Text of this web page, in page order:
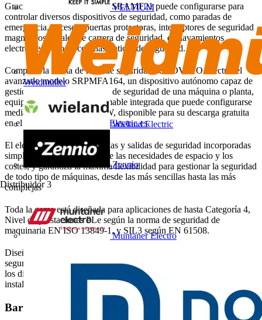
VELTIUM
Weidmüller
Wieland Electric
Zennio
Distribuidor 3
Muntaner Electro
Gracias al selector frontal, el SRAMF21 puede configurarse para
controlar diversos dispositivos de seguridad, como paradas de
emergencia, acceso a puertas protectoras, interruptores de seguridad
magnéticos, finales de carrera de seguridad, enclavamientos
electromecánicos y cortinas ópticas de seguridad.
Completa la oferta de relés de seguridad de LOVATO Electric el
avanzado modelo SRPMFA164, un dispositivo autónomo capaz de
gestionar todas las funciones de seguridad de una máquina o planta,
equipado con lógica programable integrada que puede configurarse
mediante el software SRPSW, disponible para su descarga gratuita
en el sitio web
www.LovatoElectric.es.
El elevado número de entradas y salidas de seguridad incorporadas
simplifica el cableado, reduce las necesidades de espacio y los
costes, y garantiza la máxima flexibilidad para gestionar la seguridad
de todo tipo de máquinas, desde las más sencillas hasta las más
complejas
Toda la gama está diseñada para aplicaciones de hasta Categoría 4,
Nivel de prestaciones PLe según la norma de seguridad de
maquinaria EN ISO 13849-1, y SIL3 según EN 61508.
Diseñados para las aplicaciones más exigentes, los relés de
seguridad de LOVATO Electric garantizan una supervisión eficaz de
los dispositivos de seguridad, ofreciendo fiabilidad, facilidad de
instalación y cumplimiento de las normas de seguridad más estrictas.
Barra lateral